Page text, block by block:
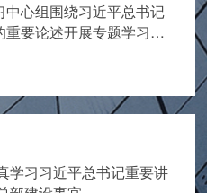
心组围绕习近平总书记
要论述开展专题学习研
学习习近平总书记重要讲